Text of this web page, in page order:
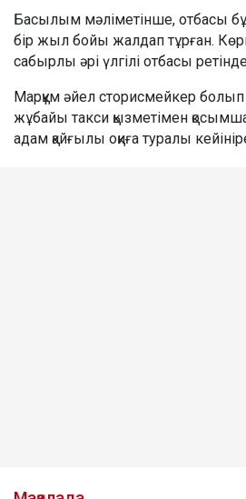
Басылым мәліметінше, отбасы
бір жыл бойы жалдап тұрған.
сабырлы әрі үлгілі отбасы
Марқұм әйел сторисмейкер
жұбайы такси қызметімен
адам қайғылы оқиға туралы